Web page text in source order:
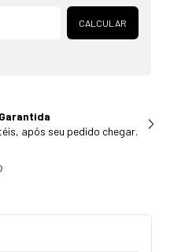
Alterar CEP
CALCULAR
após seu pedido chegar.